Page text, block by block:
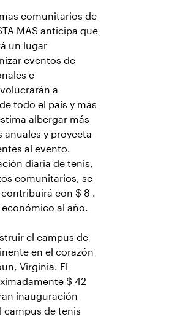
comunitarios de
MAS anticipa que
un lugar
eventos de
e
a
todo el país y más
albergar más
anuales y proyecta
al evento.
diaria de tenis,
comunitarios, se
con $ 8 .
al año.
el campus de
en el corazón
Virginia. El
$ 42
inauguración
campus de tenis